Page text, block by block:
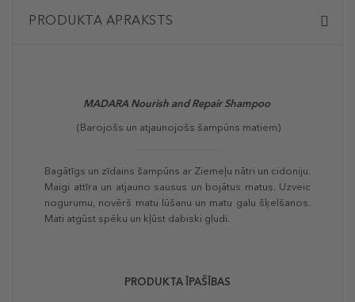
PRODUKTA APRAKSTS
MADARA Nourish and Repair Shampoo
(Barojošs un atjaunojošs šampūns matiem)
Bagātīgs un zīdains šampūns ar Ziemeļu nātri un cidoniju.
Maigi attīra un atjauno sausus un bojātus matus. Uzveic
nogurumu, novērš matu lūšanu un matu galu šķelšanos.
Mati atgūst spēku un kļūst dabiski gludi.
PRODUKTA ĪPAŠĪBAS